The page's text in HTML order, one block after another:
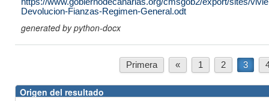
Devolucion-Fianzas-Regimen-General.odt
generated by python-docx
Primera « 1 2 3
Origen del resultado